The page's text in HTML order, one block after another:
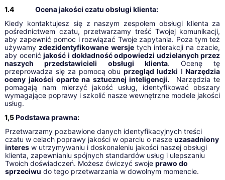
1.4 Ocena jakości czatu obsługi klienta:
Kiedy kontaktujesz się z naszym zespołem obsługi klienta za
pośrednictwem czatu, przetwarzamy treść Twojej komunikacji,
aby zapewnić pomoc i rozwiązać Twoje zapytania. Poza tym też
używamy zdezidentyfikowane wersjetych interakcji na czacie,
aby ocenićjakość i dokładność odpowiedzi udzielanych przez
naszych przedstawicieli obsługi klienta. Ocenę tę
przeprowadza się za pomocą obuprzegląd ludzki INarzędzia
oceny jakości oparte na sztucznej inteligencji. Narzędzia te
pomagają nam mierzyć jakość usług, identyfikować obszary
wymagające poprawy i szkolić nasze wewnętrzne modele jakości
usług.
1,5Podstawa prawna:
Przetwarzamy pozbawione danych identyfikacyjnych treści
czatu w celach poprawy jakości w oparciu o nasze uzasadniony
interesw utrzymywaniu i doskonaleniu jakości naszej obsługi
klienta, zapewnianiu spójnych standardów usług i ulepszaniu
Twoich doświadczeń. Możesz ćwiczyć swoje prawo do
sprzeciwu do tego przetwarzania w dowolnym momencie.